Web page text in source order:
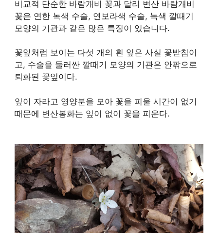
비교적 단순한 바람개비 꽃과 달리 변산 바람개비
꽃은 연한 녹색 수술, 연보라색 수술, 녹색 깔때기
모양의 기관과 같은 많은 특징이 있습니다.
꽃잎처럼 보이는 다섯 개의 흰 잎은 사실 꽃받침이
고, 수술을 둘러싼 깔때기 모양의 기관은 안팎으로
퇴화된 꽃잎이다.
잎이 자라고 영양분을 모아 꽃을 피울 시간이 없기
때문에 변산봉화는 잎이 없이 꽃을 피운다.